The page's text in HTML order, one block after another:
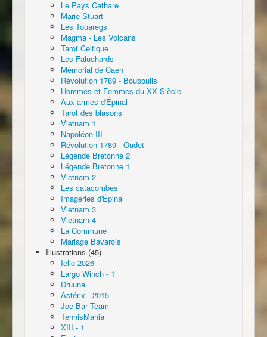
Le Pays Cathare
Marie Stuart
Les Touaregs
Magma - Les Volcans
Tarot Celtique
Les Faluchards
Mémorial de Caen
Révolution 1789 - Bouboulis
Hommes et Femmes du XX Siècle
Aux armes d'Épinal
Tarot des blasons
Vietnam 1
Napoléon III
Révolution 1789 - Oudet
Légende Bretonne 2
Légende Bretonne 1
Vietnam 2
Les catacombes
Imageries d'Épinal
Vietnam 3
Vietnam 4
La Commune
Mariage Bavarois
Illustrations (45)
Iello 2026
Largo Winch - 1
Druuna
Astérix - 2015
Joe Bar Team
TennisMania
XIII - 1